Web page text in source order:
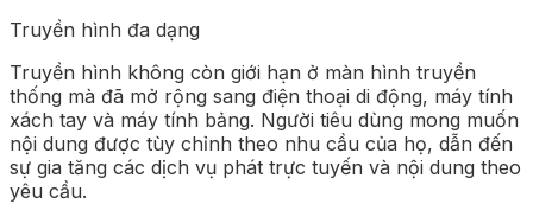
Truyền hình đa dạng
Truyền hình không còn giới hạn ở màn hình truyền
thống mà đã mở rộng sang điện thoại di động, máy tính
xách tay và máy tính bảng. Người tiêu dùng mong muốn
nội dung được tùy chỉnh theo nhu cầu của họ, dẫn đến
sự gia tăng các dịch vụ phát trực tuyến và nội dung theo
yêu cầu.